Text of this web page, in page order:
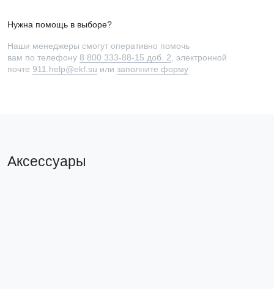
Нужна помощь в выборе?
Наши менеджеры смогут оперативно помочь
вам по телефону 8 800 333-88-15 доб. 2 , электронной
почте 911.help@ekf.su или заполните форму
Аксессуары